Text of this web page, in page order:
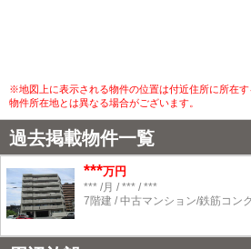
※地図上に表示される物件の位置は付近住所に所在
物件所在地とは異なる場合がございます。
過去掲載物件一覧
***万円
*** /月 / *** / ***
7階建 / 中古マンション/鉄筋コン